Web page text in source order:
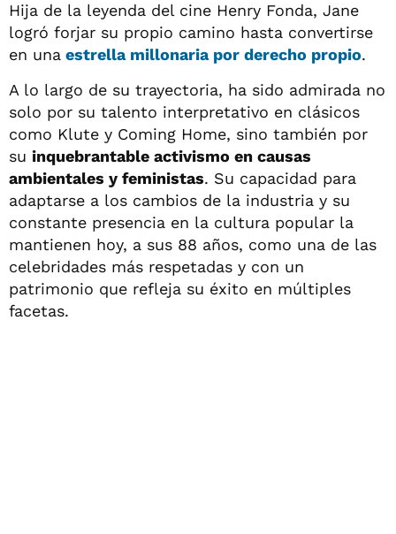
Hija de la leyenda del cine Henry Fonda, Jane
logró forjar su propio camino hasta convertirse
en una estrella millonaria por derecho propio.
A lo largo de su trayectoria, ha sido admirada no
solo por su talento interpretativo en clásicos
como Klute y Coming Home, sino también por
su inquebrantable activismo en causas
ambientales y feministas. Su capacidad para
adaptarse a los cambios de la industria y su
constante presencia en la cultura popular la
mantienen hoy, a sus 88 años, como una de las
celebridades más respetadas y con un
patrimonio que refleja su éxito en múltiples
facetas.